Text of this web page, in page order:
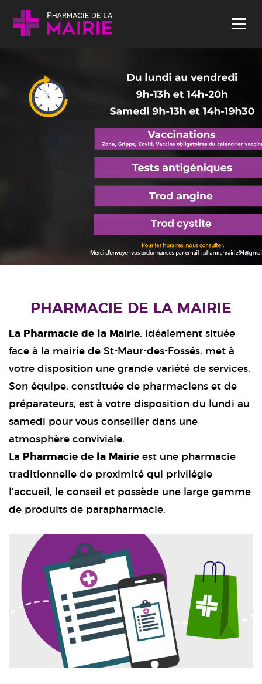
Skip to content
Menu
BIENVENUE
à la Pharmacie de la Mairie
EN SAVOIR +
PHARMACIE DE LA MAIRIE
La Pharmacie de la Mairie, idéalement située
face à la mairie de St-Maur-des-Fossés, met à
votre disposition une grande variété de services.
Son équipe, constituée de pharmaciens et de
préparateurs, est à votre disposition du lundi au
samedi pour vous conseiller dans une
atmosphère conviviale.
La
Pharmacie de la Mairie est une pharmacie
traditionnelle de proximité qui privilégie
l’accueil, le conseil et possède une large gamme
de produits de parapharmacie.